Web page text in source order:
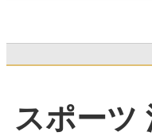
スポーツ